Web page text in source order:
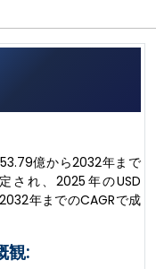
• ケーススタディ
億から2032年まで
され、2025年のUSD
年までのCAGRで成
観: